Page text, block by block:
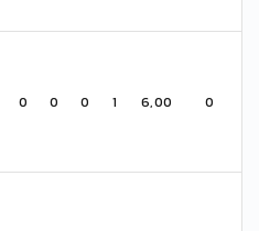
0 0 0 1 6,00 0